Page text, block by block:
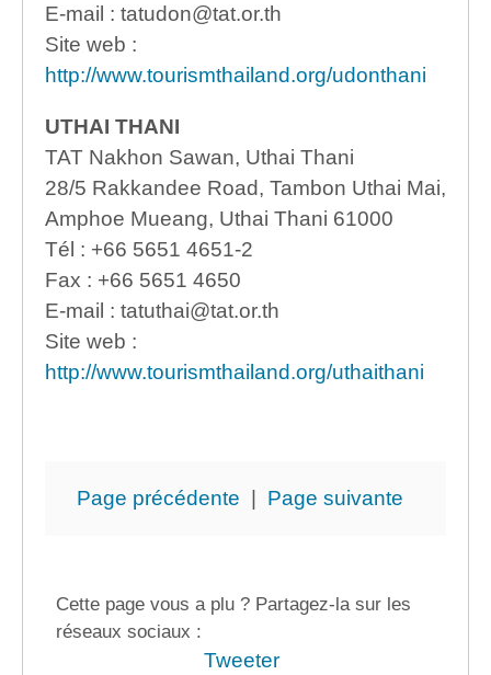
E-mail : tatudon@tat.or.th
Site web :
http://www.tourismthailand.org/udonthani
UTHAI THANI
TAT Nakhon Sawan, Uthai Thani
28/5 Rakkandee Road, Tambon Uthai Mai,
Amphoe Mueang, Uthai Thani 61000
Tél : +66 5651 4651-2
Fax : +66 5651 4650
E-mail : tatuthai@tat.or.th
Site web :
http://www.tourismthailand.org/uthaithani
Page précédente Page suivante
Cette page vous a plu ? Partagez-la sur les
réseaux sociaux :
Tweeter